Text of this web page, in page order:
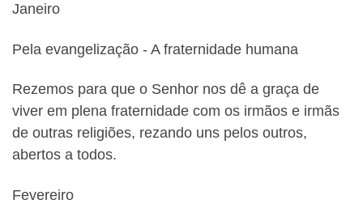
Janeiro
Pela evangelização ‐ A fraternidade humana
Rezemos para que o Senhor nos dê a graça de
viver em plena fraternidade com os irmãos e irmãs
de outras religiões, rezando uns pelos outros,
abertos a todos.
Fevereiro